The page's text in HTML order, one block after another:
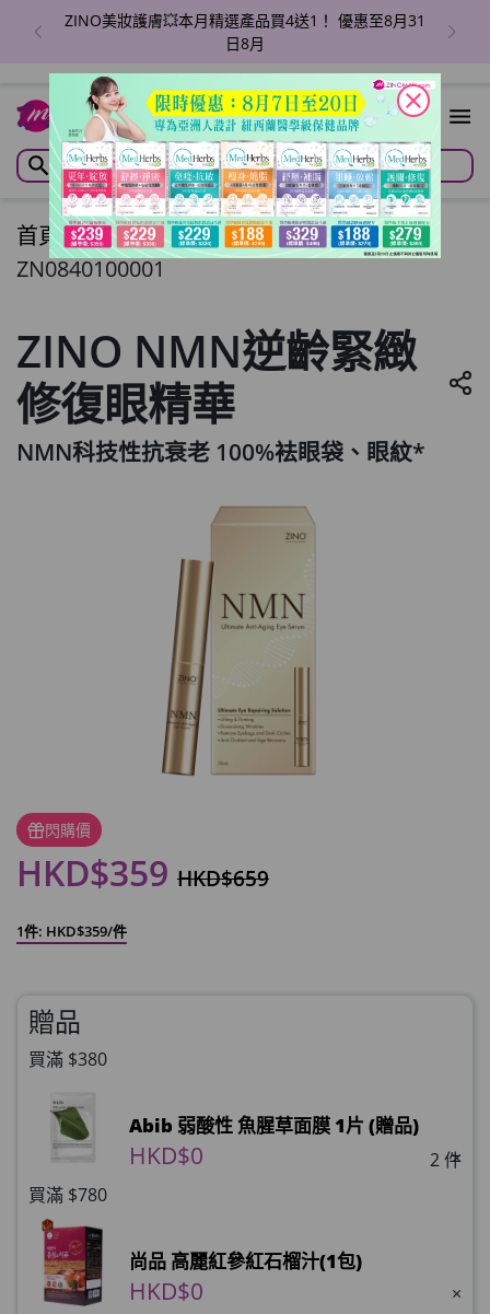
全線ZINO產品|加贈驚喜禮品🎁買滿$380即送面膜x2
首頁/ZINO NMN逆齡緊緻修復眼精華
ZN0840100001
ZINO NMN逆齡緊緻
修復眼精華
NMN科技性抗衰老 100%袪眼袋、眼紋*
閃購價
HKD$359 HKD$659
1件: HKD$359/件
贈品
買滿 $380
2 件
Abib 弱酸性 魚腥草面膜 1片 (贈品)
HKD$0
×
買滿 $780
尚品 高麗紅參紅石榴汁(1包)
HKD$0 ×
close